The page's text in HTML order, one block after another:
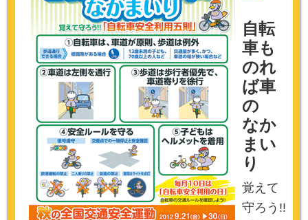
自転
車も
のれ
ば車
の
なか
まい
り
覚えて
守ろう!!